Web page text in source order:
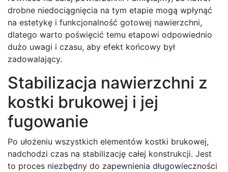
drobne niedociągnięcia na tym etapie mogą wpłynąć
na estetykę i funkcjonalność gotowej nawierzchni,
dlatego warto poświęcić temu etapowi odpowiednio
dużo uwagi i czasu, aby efekt końcowy był
zadowalający.
Stabilizacja nawierzchni z
kostki brukowej i jej
fugowanie
Po ułożeniu wszystkich elementów kostki brukowej,
nadchodzi czas na stabilizację całej konstrukcji. Jest
to proces niezbędny do zapewnienia długowieczności